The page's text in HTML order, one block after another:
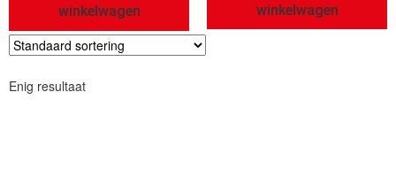
winkelwagen
winkelwagen
Enig resultaat